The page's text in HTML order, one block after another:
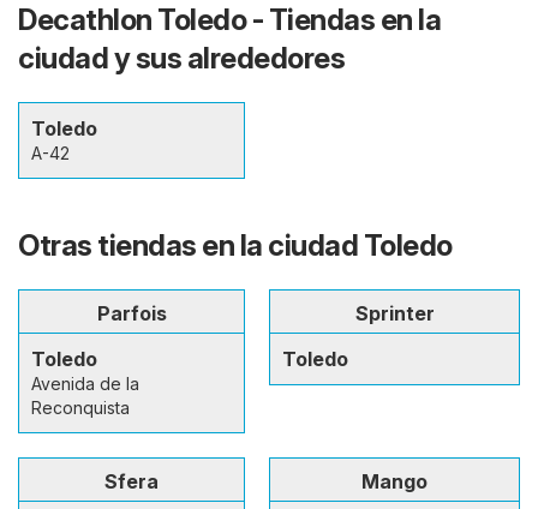
Decathlon Toledo - Tiendas en la
ciudad y sus alrededores
Toledo
A-42
Otras tiendas en la ciudad Toledo
Parfois
Toledo
Avenida de la
Reconquista
Sprinter
Toledo
Sfera
Mango